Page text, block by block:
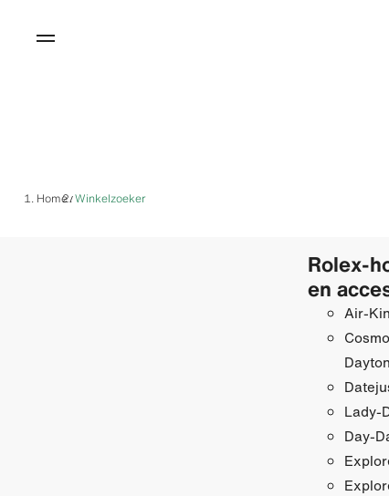
Home/Winkelzoeker
Rolex-
en
Air-
Lady-
Day-